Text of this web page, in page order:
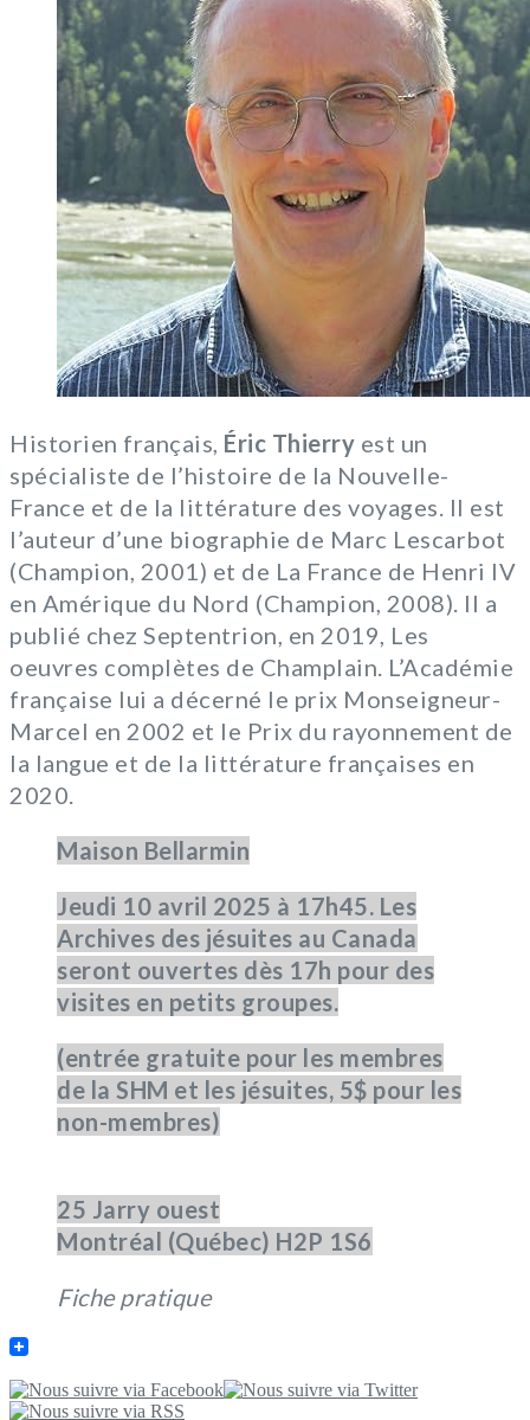
Historien français, Éric Thierry est un
spécialiste de l’histoire de la Nouvelle-
France et de la littérature des voyages. Il est
l’auteur d’une biographie de Marc Lescarbot
(Champion, 2001) et de La France de Henri IV
en Amérique du Nord (Champion, 2008). Il a
publié chez Septentrion, en 2019, Les
oeuvres complètes de Champlain. L’Académie
française lui a décerné le prix Monseigneur-
Marcel en 2002 et le Prix du rayonnement de
la langue et de la littérature françaises en
2020.
Maison Bellarmin
Jeudi 10 avril 2025 à 17h45. Les
Archives des jésuites au Canada
seront ouvertes dès 17h pour des
visites en petits groupes.
(entrée gratuite pour les membres
de la SHM et les jésuites, 5$ pour les
non-membres)
25 Jarry ouest
Montréal (Québec) H2P 1S6
Fiche pratique